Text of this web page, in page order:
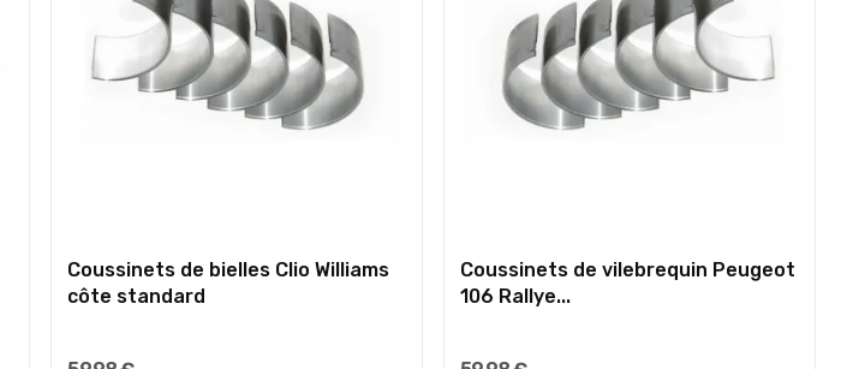
Coussinets de bielles Clio Williams
côte standard
Coussinets de vilebrequin Peugeot
106 Rallye...